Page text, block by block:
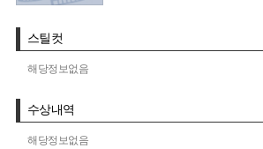
스틸컷
해당정보없음
수상내역
해당정보없음